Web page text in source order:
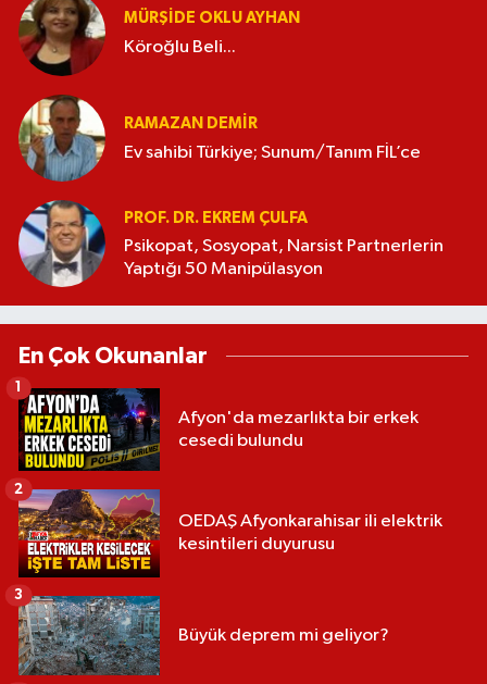
MÜRŞIDE OKLU AYHAN
Köroğlu Beli...
RAMAZAN DEMİR
Ev sahibi Türkiye; Sunum/Tanım FİL’ce
PROF. DR. EKREM ÇULFA
Psikopat, Sosyopat, Narsist Partnerlerin
Yaptığı 50 Manipülasyon
En Çok Okunanlar
Afyon'da mezarlıkta bir erkek
cesedi bulundu
1
OEDAŞ Afyonkarahisar ili elektrik
kesintileri duyurusu
2
Büyük deprem mi geliyor?
3